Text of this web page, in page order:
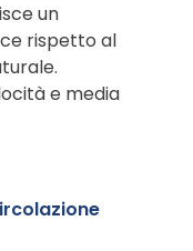
un
rispetto al
e media